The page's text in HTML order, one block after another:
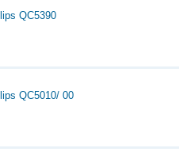
QC5390
QC5010/ 00